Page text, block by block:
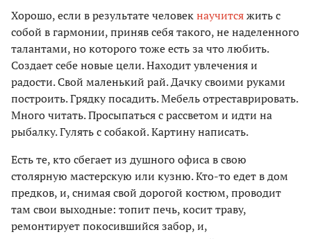
Хорошо, если в результате человекнаучитсяжить с
собой в гармонии, приняв себя такого, не наделенного
талантами, но которого тоже есть за что любить.
Создает себе новые цели. Находит увлечения и
радости. Свой маленький рай. Дачку своими руками
построить. Грядку посадить. Мебель отреставрировать.
Много читать. Просыпаться с рассветом и идти на
рыбалку. Гулять с собакой. Картину написать.
Есть те, кто сбегает из душного офиса в свою
столярную мастерскую или кузню. Кто-то едет в дом
предков, и, снимая свой дорогой костюм, проводит
там свои выходные: топит печь, косит траву,
ремонтирует покосившийся забор, и,